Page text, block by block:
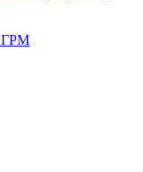
ГРМ